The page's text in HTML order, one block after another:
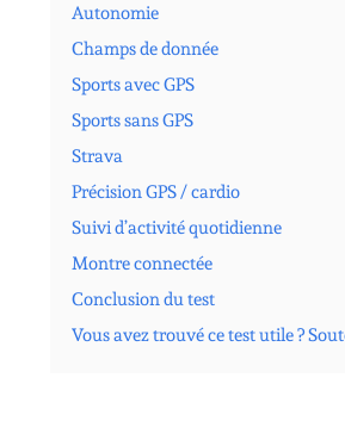
Autonomie
Champs de donnée
Sports avec GPS
Sports sans GPS
Strava
Précision GPS / cardio
Suivi d’activité quotidienne
Montre connectée
Conclusion du test
Vous avez trouvé ce test utile ?